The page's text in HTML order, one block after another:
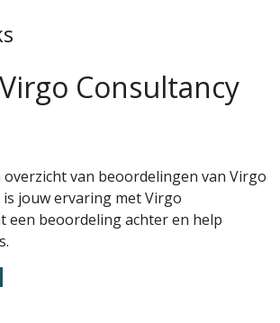
Consultancy
van beoordelingen van Virgo
is jouw ervaring met Virgo
een beoordeling achter en help